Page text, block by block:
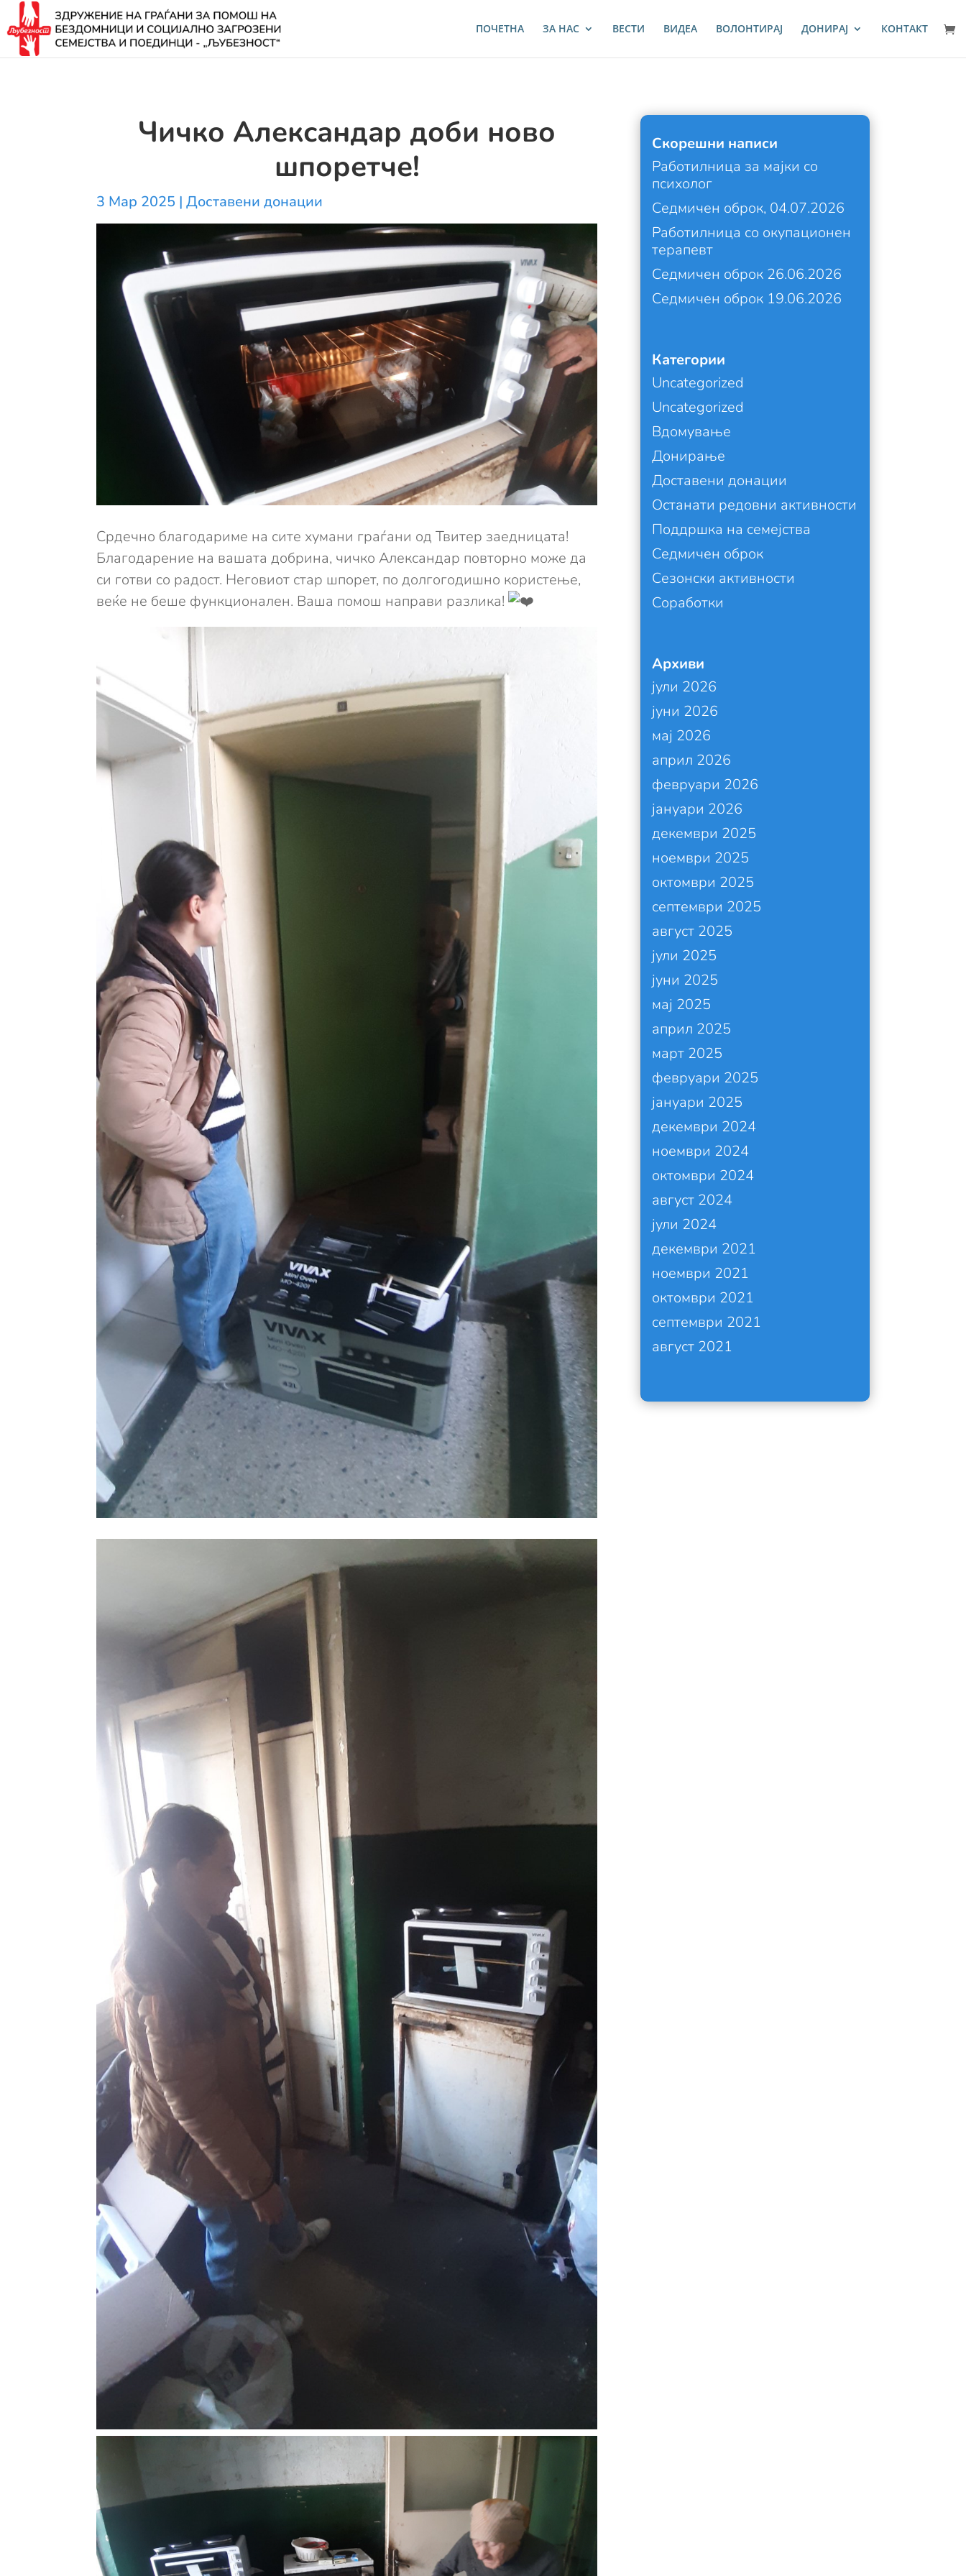
ПОЧЕТНА ЗА НАС ВЕСТИ ВИДЕА ВОЛОНТИРАЈ ДОНИРАЈ КОНТАКТ
Чичко Александар доби ново
шпоретче!
3 Мар 2025 |Доставени донации
Срдечно благодариме на сите хумани граѓани од Твитер заедницата!
Благодарение на вашата добрина, чичко Александар повторно може да
си готви со радост. Неговиот стар шпорет, по долгогодишно користење,
веќе не беше функционален. Ваша помош направи разлика!
Скорешни написи
Работилница за мајки со
психолог
Седмичен оброк, 04.07.2026
Работилница со окупационен
терапевт
Седмичен оброк 26.06.2026
Седмичен оброк 19.06.2026
Категории
Uncategorized
Uncategorized
Вдомување
Донирање
Доставени донации
Останати редовни активности
Поддршка на семејства
Седмичен оброк
Сезонски активности
Соработки
Архиви
јули 2026
јуни 2026
мај 2026
април 2026
февруари 2026
јануари 2026
декември 2025
ноември 2025
октомври 2025
септември 2025
август 2025
јули 2025
јуни 2025
мај 2025
април 2025
март 2025
февруари 2025
јануари 2025
декември 2024
ноември 2024
октомври 2024
август 2024
јули 2024
декември 2021
ноември 2021
октомври 2021
септември 2021
август 2021